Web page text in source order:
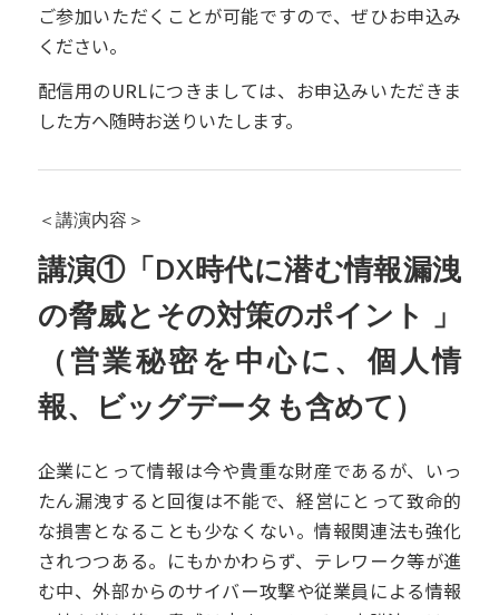
ご参加いただくことが可能ですので、ぜひお申込み
ください。
配信用のURLにつきましては、お申込みいただきま
した方へ随時お送りいたします。
＜講演内容＞
講演①「DX時代に潜む情報漏洩
の脅威とその対策のポイント 」
（営業秘密を中心に、個人情
報、ビッグデータも含めて）
企業にとって情報は今や貴重な財産であるが、いっ
たん漏洩すると回復は不能で、経営にとって致命的
な損害となることも少なくない。情報関連法も強化
されつつある。にもかかわらず、テレワーク等が進
む中、外部からのサイバー攻撃や従業員による情報